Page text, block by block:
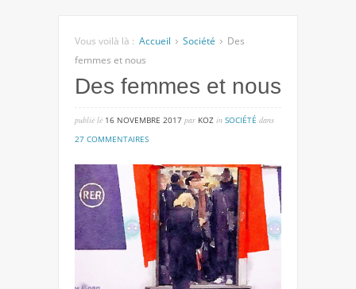
Vous voilà là : Accueil Société
Des
femmes et nous
Des femmes et nous
publié lé 16 NOVEMBRE 2017 par KOZ in SOCIÉTÉ dans
27 COMMENTAIRESsur
femmes
nous